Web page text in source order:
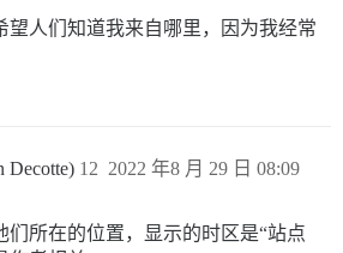
望人们知道我来自哪里，因为我经常
Decotte) 2022 年8 月 29 日 08:09
12
们所在的位置，显示的时区是“站点